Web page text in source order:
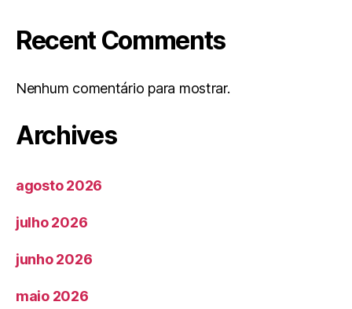
Recent Comments
Nenhum comentário para mostrar.
Archives
agosto 2026
julho 2026
junho 2026
maio 2026